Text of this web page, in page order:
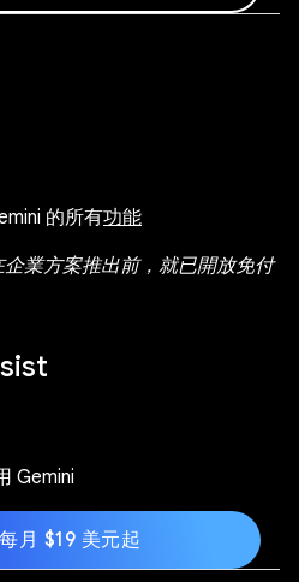
的所有功能
業方案推出前，就已開放免付
Gemini
月 $19 美元起